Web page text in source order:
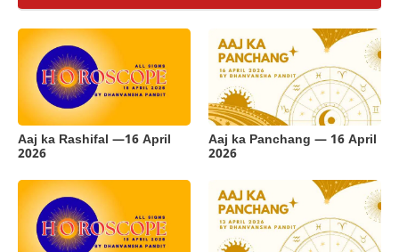
Aaj ka Rashifal —16 April
2026
Aaj ka Panchang — 16 April
2026